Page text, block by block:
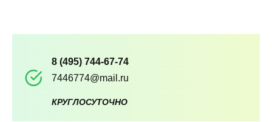
8 (495) 744-67-74
7446774@mail.ru
КРУГЛОСУТОЧНО